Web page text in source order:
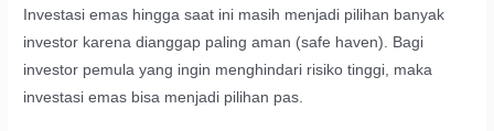
Investasi emas hingga saat ini masih menjadi pilihan banyak
investor karena dianggap paling aman (safe haven). Bagi
investor pemula yang ingin menghindari risiko tinggi, maka
investasi emas bisa menjadi pilihan pas.